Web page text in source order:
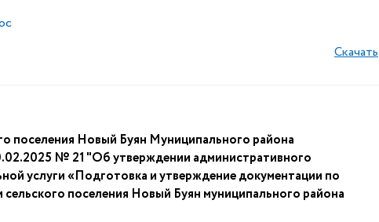
Скачать
поселения Новый Буян Муниципального района
№ 21 "Об утверждении административного
услуги «Подготовка и утверждение документации по
поселения Новый Буян муниципального района